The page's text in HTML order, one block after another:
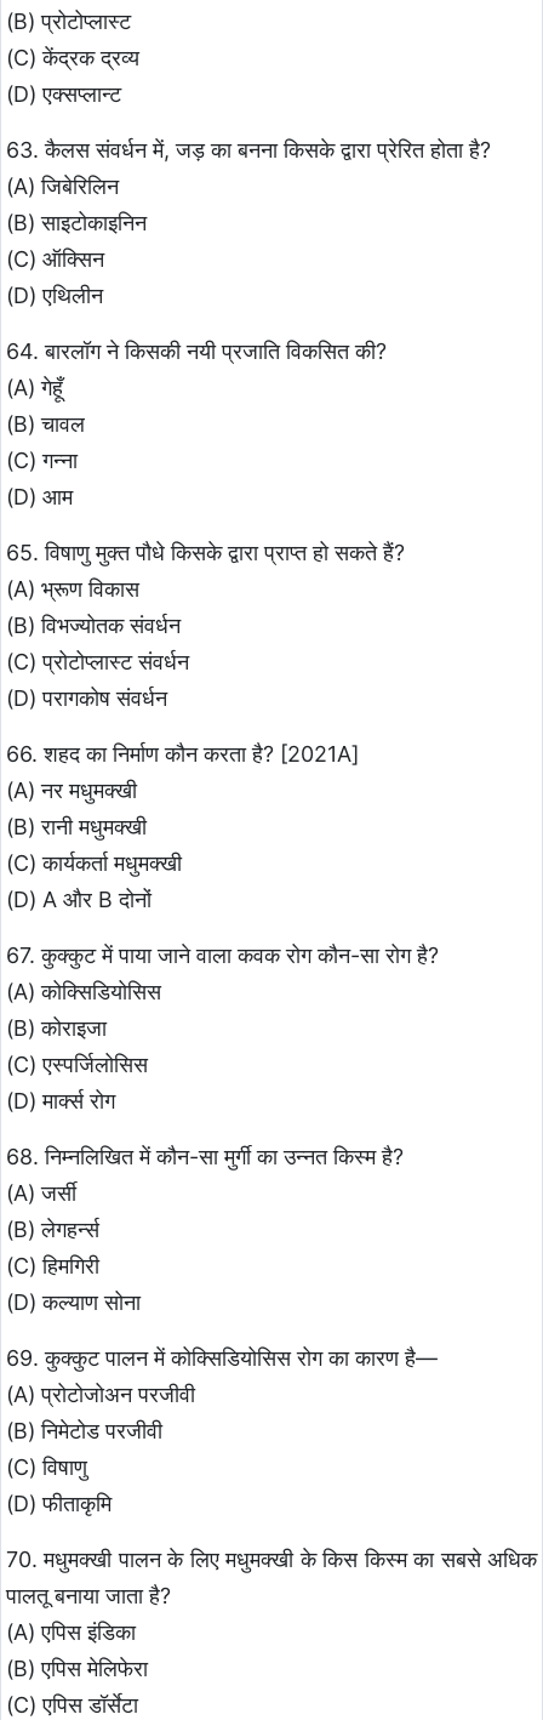
(B) प्रोटोप्लास्ट
(C) केंद्रक द्रव्य
(D) एक्सप्लान्ट
63. कैलस संवर्धन में, जड़ का बनना किसके द्वारा प्रेरित होता है?
(A) जिबेरिलिन
(B) साइटोकाइनिन
(C) ऑक्सिन
(D) एथिलीन
64. बारलॉग ने किसकी नयी प्रजाति विकसित की?
(A) गेहूँ
(B) चावल
(C) गन्ना
(D) आम
65. विषाणु मुक्त पौधे किसके द्वारा प्राप्त हो सकते हैं?
(A) भ्रूण विकास
(B) विभज्योतक संवर्धन
(C) प्रोटोप्लास्ट संवर्धन
(D) परागकोष संवर्धन
66. शहद का निर्माण कौन करता है? [2021A]
(A) नर मधुमक्खी
(B) रानी मधुमक्खी
(C) कार्यकर्ता मधुमक्खी
(D) A और B दोनों
67. कुक्कुट में पाया जाने वाला कवक रोग कौन-सा रोग है?
(A) कोक्सिडियोसिस
(B) कोराइजा
(C) एस्पर्जिलोसिस
(D) मार्क्स रोग
68. निम्नलिखित में कौन-सा मुर्गी का उन्नत किस्म है?
(A) जर्सी
(B) लेगहर्न्स
(C) हिमगिरी
(D) कल्याण सोना
69. कुक्कुट पालन में कोक्सिडियोसिस रोग का कारण है—
(A) प्रोटोजोअन परजीवी
(B) निमेटोड परजीवी
(C) विषाणु
(D) फीताकृमि
70. मधुमक्खी पालन के लिए मधुमक्खी के किस किस्म का सबसे अधिक
पालतू बनाया जाता है?
(A) एपिस इंडिका
(B) एपिस मेलिफेरा
(C) एपिस डॉर्सेटा